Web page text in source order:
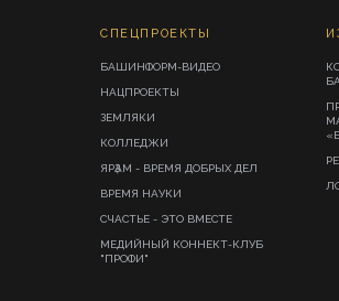
СПЕЦПРОЕКТЫ
БАШИНФОРМ-ВИДЕО
НАЦПРОЕКТЫ
ЗЕМЛЯКИ
КОЛЛЕДЖИ
ЯРҘАМ - ВРЕМЯ ДОБРЫХ ДЕЛ
ВРЕМЯ НАУКИ
СЧАСТЬЕ - ЭТО ВМЕСТЕ
МЕДИЙНЫЙ КОННЕКТ-КЛУБ
"ПРОФИ"